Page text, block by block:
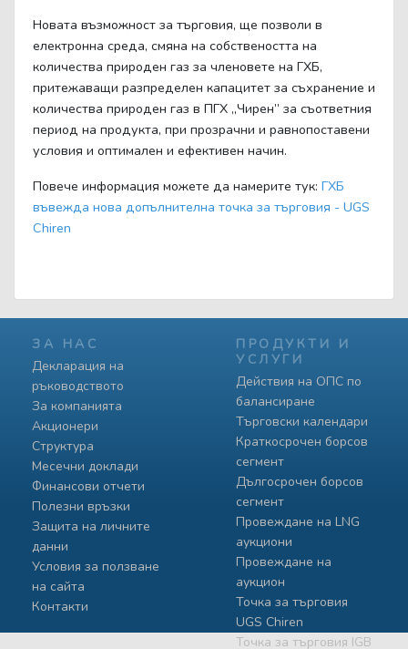
Новата възможност за търговия, ще позволи в
електронна среда, смяна на собствеността на
количества природен газ за членовете на ГХБ,
притежаващи разпределен капацитет за съхранение и
количества природен газ в ПГХ „Чирен” за съответния
период на продукта, при прозрачни и равнопоставени
условия и оптимален и ефективен начин.
Повече информация можете да намерите тук: ГХБ
въвежда нова допълнителна точка за търговия - UGS
Chiren
ЗА НАС
Декларация на
ръководството
За компанията
Акционери
Структура
Месечни доклади
Финансови отчети
Полезни връзки
Защита на личните
данни
Условия за ползване
на сайта
Контакти
ПРОДУКТИ И
УСЛУГИ
Действия на ОПС по
балансиране
Търговски календари
Краткосрочен борсов
сегмент
Дългосрочен борсов
сегмент
Провеждане на LNG
аукциони
Провеждане на
аукцион
Точка за търговия
UGS Chiren
Точка за търговия IGB